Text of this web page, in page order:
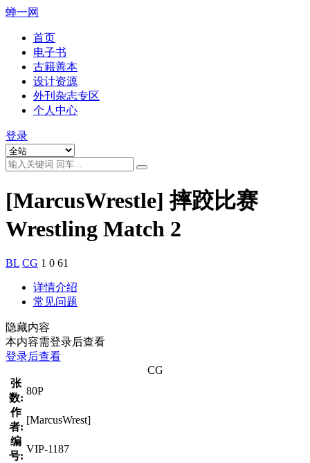
蝉一网
首页
电子书
古籍善本
设计资源
外刊杂志专区
个人中心
登录
[MarcusWrestle] 摔跤比赛
Wrestling Match 2
BL CG 1 0 61
详情介绍
常见问题
隐藏内容
本内容需登录后查看
登录后查看
CG
张
数:
80P
作
者:
[MarcusWrest]
编
号:
VIP-1187